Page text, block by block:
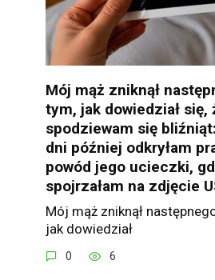
Mój mąż zniknął
tym, jak dowiedział się,
spodziewam się
dni później odkryłam
powód jego ucieczki,
spojrzałam na zdjęcie
Mój mąż zniknął
jak dowiedział
0 6